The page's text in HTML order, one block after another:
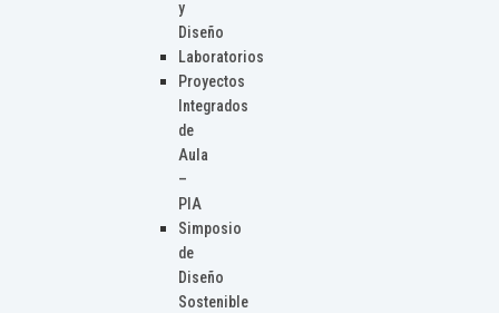
y
Diseño
Laboratorios
Proyectos
Integrados
de
Aula
–
PIA
Simposio
de
Diseño
Sostenible